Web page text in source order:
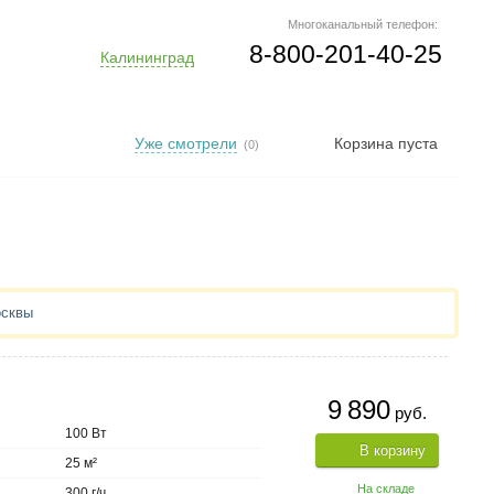
Многоканальный телефон:
8-800-201-40-25
Калининград
Корзина пуста
Уже смотрели (0)
9 890 руб.
В корзину
На складе
100 Вт
25 м²